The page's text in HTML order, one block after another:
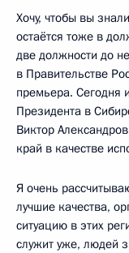
Хочу, чтобы вы
остаётся тоже в
две должности до
в Правительстве
премьера. Сегодня
Президента в
Виктор
край в качестве
Я очень
лучшие качества,
ситуацию в этих
служит уже, людей